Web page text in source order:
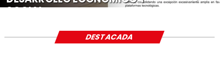
SOCIAL
DESTACADA